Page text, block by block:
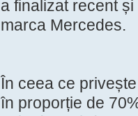
a finalizat recent
marca Mercedes.
În ceea ce
în proporție de